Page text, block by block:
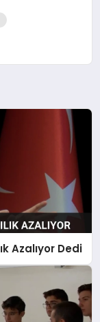
Azalıyor Dedi